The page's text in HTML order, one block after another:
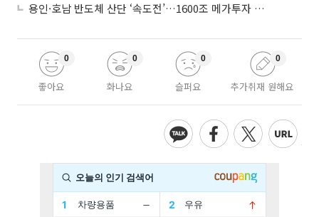
용인·호남 반도체 산단 ‘속도전’…1600조 메가투자 이행 총력
좋아요
0
화나요
0
슬퍼요
0
추가취재 원해요
0